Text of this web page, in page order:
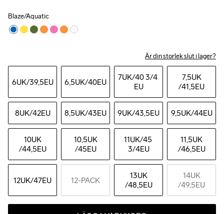
Blaze/Aquatic
Är din storlek slut i lager?
6UK/39,5EU 6,5UK/40EU 7UK/40 3/4
EU
7,5UK
/41,5EU
8UK/42EU 8,5UK/43EU 9UK/43,5EU 9,5UK/44EU
10UK
/44,5EU
10,5UK
/45EU
11UK/45
3/4EU
11,5UK
/46,5EU
12UK/47EU 12-PACK
13UK
/48,5EU
14UK
/49,5EU